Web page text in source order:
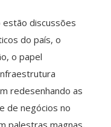
discussões
do país, o
o papel
redesenhando as
de negócios no